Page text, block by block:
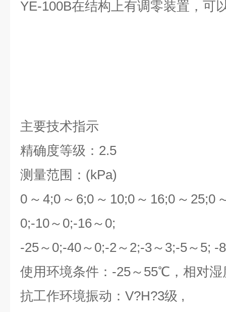
YE-100B在结构上有调零装置，可
主要技术指示
精确度等级：2.5
测量范围：(kPa)
0～4;0～6;0～10;0～16;0～25;0
0;-10～0;-16～0;
-25～0;-40～0;-2～2;-3～3;-5～5; -
使用环境条件：-25～55℃，相对湿
抗工作环境振动：V?H?3级 ,